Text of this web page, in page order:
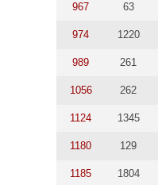
967 63
974 1220
989 261
1056 262
1124 1345
1180 129
1185 1804